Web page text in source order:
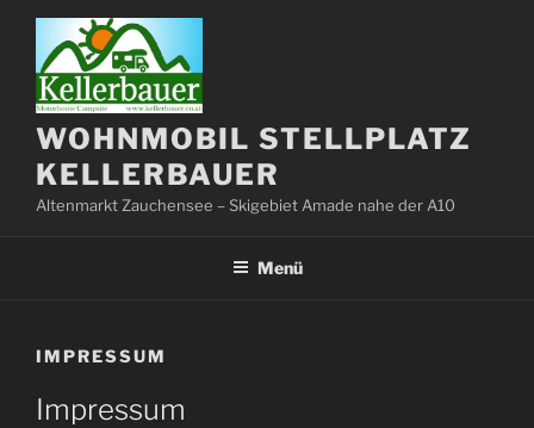
Zum
springen
WOHNMOBIL STELLPLATZ
KELLERBAUER
Altenmarkt Zauchensee – Skigebiet Amade nahe der A10
Menü
IMPRESSUM
Impressum